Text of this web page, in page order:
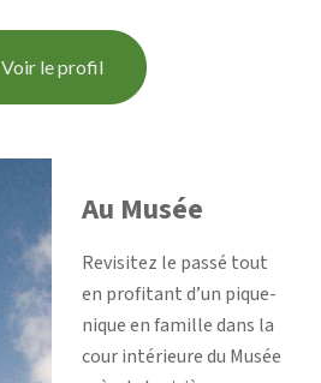
Voir le profil
Au Musée
Revisitez le passé tout
en profitant d’un pique-
nique en famille dans la
cour intérieure du Musée